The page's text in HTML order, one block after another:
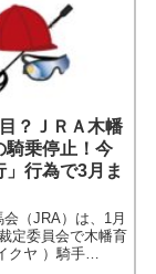
？ＪＲＡ木幡
騎乗停止！今
」行為で3月ま
会（JRA）は、1月
定委員会で木幡育
クヤ ）騎手